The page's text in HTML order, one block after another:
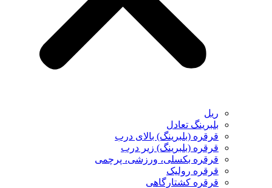
ریل
بلبرینگ تعادل
قرقره (بلبرینگ) بالای درب
قرقره (بلبرینگ) زیر درب
قرقره بکسلی، ورزشی، پرچمی
قرقره رولیک
قرقره کشتارگاهی